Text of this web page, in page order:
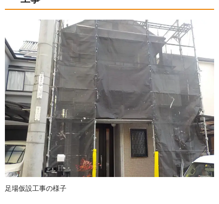
足場仮設工事の様子